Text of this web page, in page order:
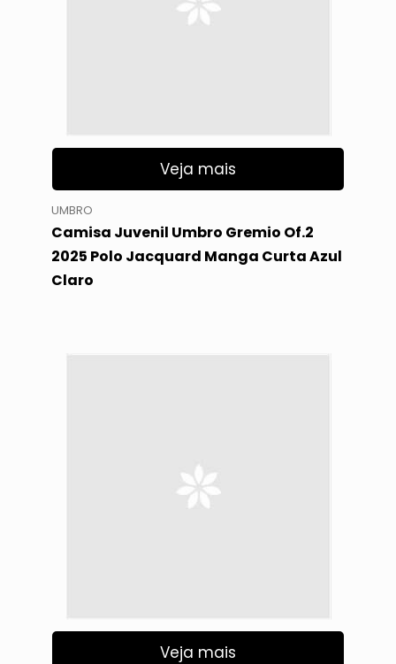
Veja mais
UMBRO
Camisa Juvenil Umbro Gremio Of.2
2025 Polo Jacquard Manga Curta Azul
Claro
Veja mais